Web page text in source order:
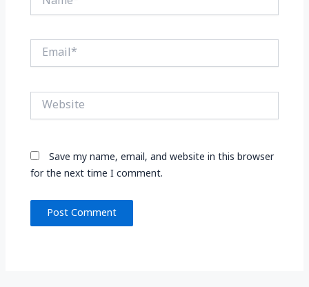
Email*
Website
Save my name, email, and website in this browser
for the next time I comment.